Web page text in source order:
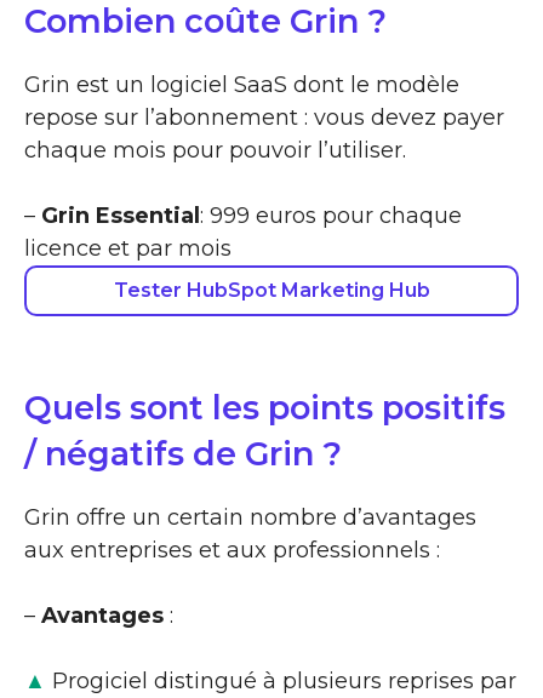
Combien coûte Grin ?
Grin est un logiciel SaaS dont le modèle
repose sur l’abonnement : vous devez payer
chaque mois pour pouvoir l’utiliser.
– Grin Essential : 999 euros pour chaque
licence et par mois
Tester HubSpot Marketing Hub
Quels sont les points positifs
/ négatifs de Grin ?
Grin offre un certain nombre d’avantages
aux entreprises et aux professionnels :
– Avantages :
▲ Progiciel distingué à plusieurs reprises par